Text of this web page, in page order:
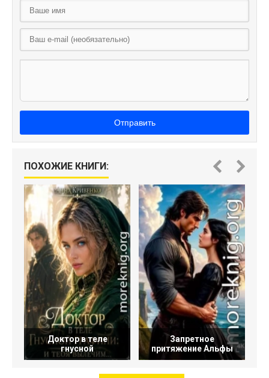
Отправить
ПОХОЖИЕ КНИГИ:
Доктор в теле
гнусной
Запретное
притяжение Альфы